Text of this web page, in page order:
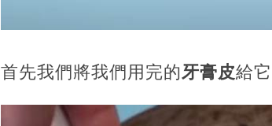
首先我們將我們用完的牙膏皮給